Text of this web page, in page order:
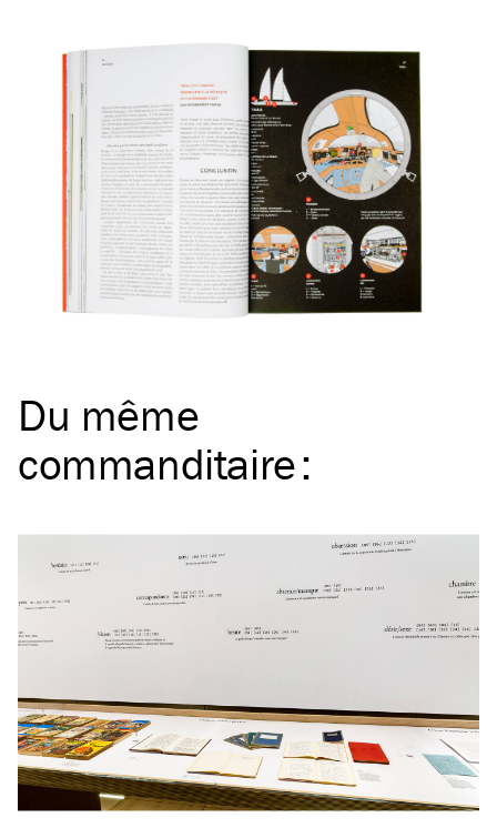
Du même
commanditaire: